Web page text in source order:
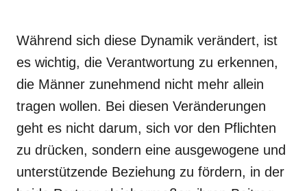
Während sich diese Dynamik verändert, ist
es wichtig, die Verantwortung zu erkennen,
die Männer zunehmend nicht mehr allein
tragen wollen. Bei diesen Veränderungen
geht es nicht darum, sich vor den Pflichten
zu drücken, sondern eine ausgewogene und
unterstützende Beziehung zu fördern, in der